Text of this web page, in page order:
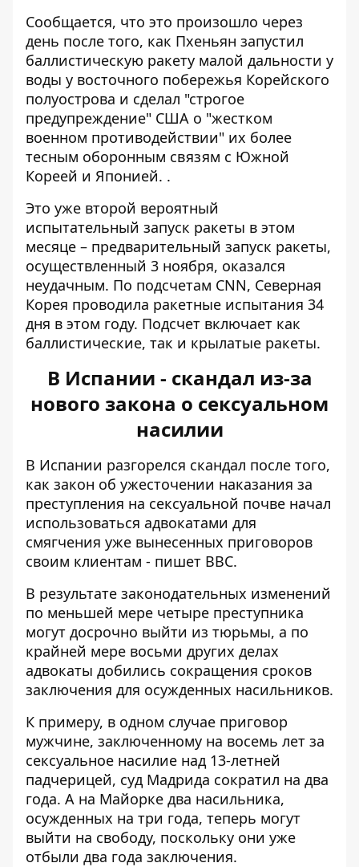
Сообщается, что это произошло через
день после того, как Пхеньян запустил
баллистическую ракету малой дальности у
воды у восточного побережья Корейского
полуострова и сделал "строгое
предупреждение" США о "жестком
военном противодействии" их более
тесным оборонным связям с Южной
Кореей и Японией. .
Это уже второй вероятный
испытательный запуск ракеты в этом
месяце – предварительный запуск ракеты,
осуществленный 3 ноября, оказался
неудачным. По подсчетам CNN, Северная
Корея проводила ракетные испытания 34
дня в этом году. Подсчет включает как
баллистические, так и крылатые ракеты.
В Испании - скандал из-за
нового закона о сексуальном
насилии
В Испании разгорелся скандал после того,
как закон об ужесточении наказания за
преступления на сексуальной почве начал
использоваться адвокатами для
смягчения уже вынесенных приговоров
своим клиентам - пишет BBC.
В результате законодательных изменений
по меньшей мере четыре преступника
могут досрочно выйти из тюрьмы, а по
крайней мере восьми других делах
адвокаты добились сокращения сроков
заключения для осужденных насильников.
К примеру, в одном случае приговор
мужчине, заключенному на восемь лет за
сексуальное насилие над 13-летней
падчерицей, суд Мадрида сократил на два
года. А на Майорке два насильника,
осужденных на три года, теперь могут
выйти на свободу, поскольку они уже
отбыли два года заключения.